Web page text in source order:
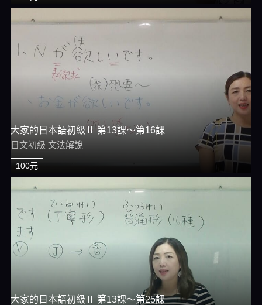
大家的日本語初級Ⅱ 第13課～第16課
日文初級 文法解說
100元
大家的日本語初級Ⅱ 第13課～第25課